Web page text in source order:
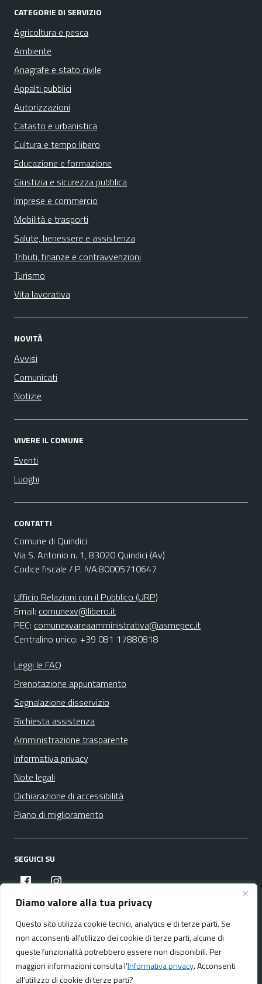
Diamo valore alla tua privacy
Questo sito utilizza cookie tecnici, analytics e di terze parti. Se
non acconsenti all'utilizzo dei cookie di terze parti, alcune di
queste funzionalità potrebbero essere non disponibili. Per
maggiori informazioni consulta l'Informativa privacy. Acconsenti
all'utilizzo di cookie di terze parti?
CATEGORIE DI SERVIZIO
Agricoltura e pesca
Ambiente
Anagrafe e stato civile
Appalti pubblici
Autorizzazioni
Catasto e urbanistica
Cultura e tempo libero
Educazione e formazione
Giustizia e sicurezza pubblica
Imprese e commercio
Mobilità e trasporti
Salute, benessere e assistenza
Tributi, finanze e contravvenzioni
Turismo
Vita lavorativa
NOVITÀ
Avvisi
Comunicati
Notizie
VIVERE IL COMUNE
Eventi
Luoghi
CONTATTI
Comune di Quindici
Via S. Antonio n. 1, 83020 Quindici (Av)
Codice fiscale / P. IVA:80005710647
Ufficio Relazioni con il Pubblico (URP)
Email: comunexv@libero.it
PEC: comunexvareaamministrativa@asmepec.it
Centralino unico: +39 081 17880818
Leggi le FAQ
Prenotazione appuntamento
Segnalazione disservizio
Richiesta assistenza
Amministrazione trasparente
Informativa privacy
Note legali
Dichiarazione di accessibilità
Piano di miglioramento
SEGUICI SU
facebookinstagram
Media policy Mappa del sito